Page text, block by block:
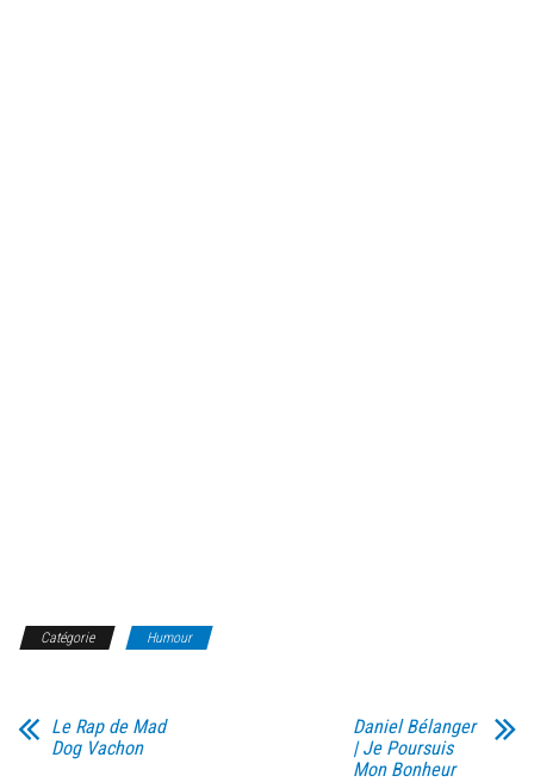
Catégorie Humour
Le Rap de Mad
Dog Vachon
Daniel Bélanger
| Je Poursuis
Mon Bonheur